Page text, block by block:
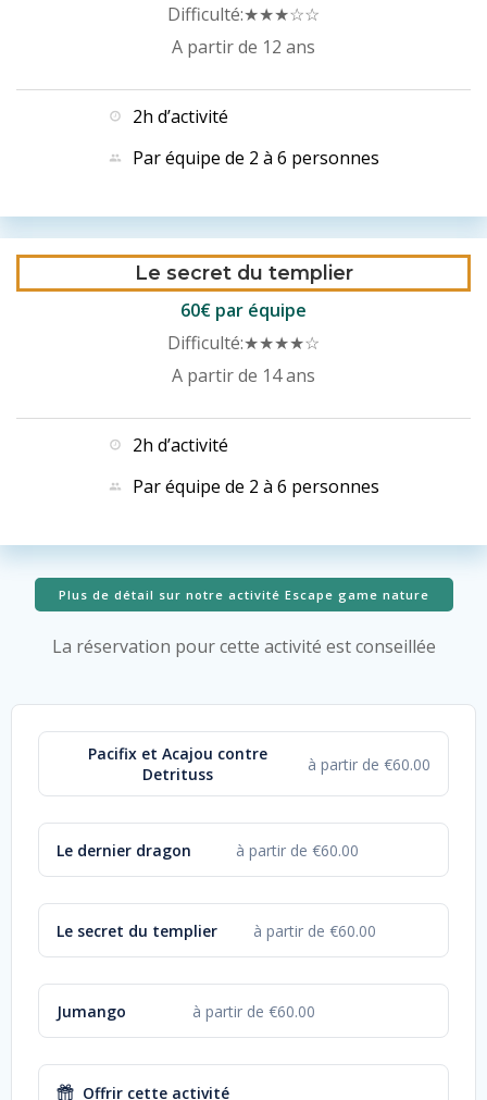
Difficulté:★★★☆☆
A partir de 12 ans
2h d’activité
Par équipe de 2 à 6 personnes
Le secret du templier
60€ par équipe
Difficulté:★★★★☆
A partir de 14 ans
2h d’activité
Par équipe de 2 à 6 personnes
Plus de détail sur notre activité Escape game nature
La réservation pour cette activité est conseillée
Pacifix et Acajou contre
Detrituss
à partir de €60.00
Le dernier dragon à partir de €60.00
Le secret du templier à partir de €60.00
Jumango à partir de €60.00
Offrir cette activité